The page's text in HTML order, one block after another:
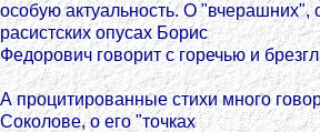
особую актуальность. О
расистских опусах Борис
Федорович говорит с горечью и
А процитированные стихи много
Соколове, о его "точках